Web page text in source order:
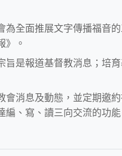
為全面推展文字傳播福音
》。
旨是報道基督教消息；培
會消息及動態，並定期邀
、寫、讀三向交流的功能